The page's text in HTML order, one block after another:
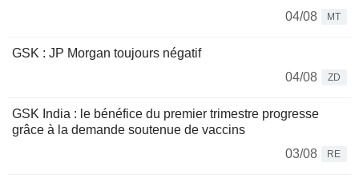
04/08
MT
GSK : JP Morgan toujours négatif
04/08
ZD
GSK India : le bénéfice du premier trimestre progresse
grâce à la demande soutenue de vaccins
03/08
RE